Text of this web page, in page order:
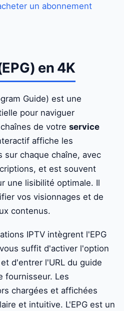
un abonnement
en 4K
Guide) est une
pour naviguer
de votre service
affiche les
sur chaque chaîne, avec
et est souvent
une lisibilité optimale. Il
vos visionnages et de
contenus.
IPTV intègrent l'EPG
suffit d'activer l'option
d'entrer l'URL du guide
fournisseur. Les
chargées et affichées
et intuitive. L'EPG est un